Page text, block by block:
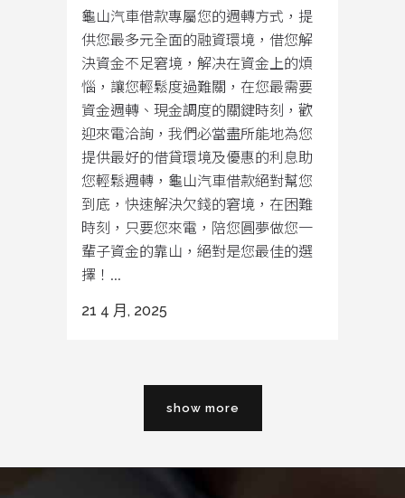
龜山汽車借款專屬您的週轉方式，提
供您最多元全面的融資環境，借您解
決資金不足窘境，解决在資金上的煩
惱，讓您輕鬆度過難關，在您最需要
資金週轉、現金調度的關鍵時刻，歡
迎來電洽詢，我們必當盡所能地為您
提供最好的借貸環境及優惠的利息助
您輕鬆週轉，龜山汽車借款絕對幫您
到底，快速解決欠錢的窘境，在困難
時刻，只要您來電，陪您圓夢做您一
輩子資金的靠山，絕對是您最佳的選
擇！...
21 4 月, 2025
show more